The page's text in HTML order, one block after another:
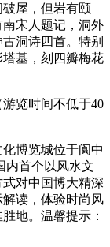
屋，但岩有颐
宋人题记，洞外
洞诗四首。特别
基，刻四瓣梅花
游览时间不低于40
博览城位于阆中
内首个以风水文
对中国博大精深
读，体验时尚风
地。温馨提示：